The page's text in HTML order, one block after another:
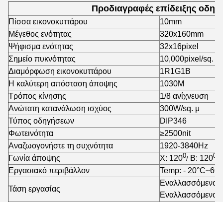
Προδιαγραφές επίδειξης
Πίσσα εικονοκυττάρου
10mm
Μέγεθος ενότητας
320x160mm
Ψήφισμα ενότητας
32x16pixel
Σημείο πυκνότητας
10,000pixel/sq. μ
Διαμόρφωση εικονοκυττάρου
1R1G1B
Η καλύτερη απόσταση άποψης
1030M
Τρόπος κίνησης
1/8 ανίχνευση
Ανώτατη κατανάλωση ισχύος
300W/sq. μ
Τύπος οδηγήσεων
DIP346
Φωτεινότητα
≥2500nit
Αναζωογονήστε τη συχνότητα
1920-3840Hz
Γωνία άποψης
Χ: 1200/ Β: 1200
Εργασιακό περιβάλλον Temp: -
Τάση εργασίας
Εναλλασσόμενο
Εναλλασσόμενο